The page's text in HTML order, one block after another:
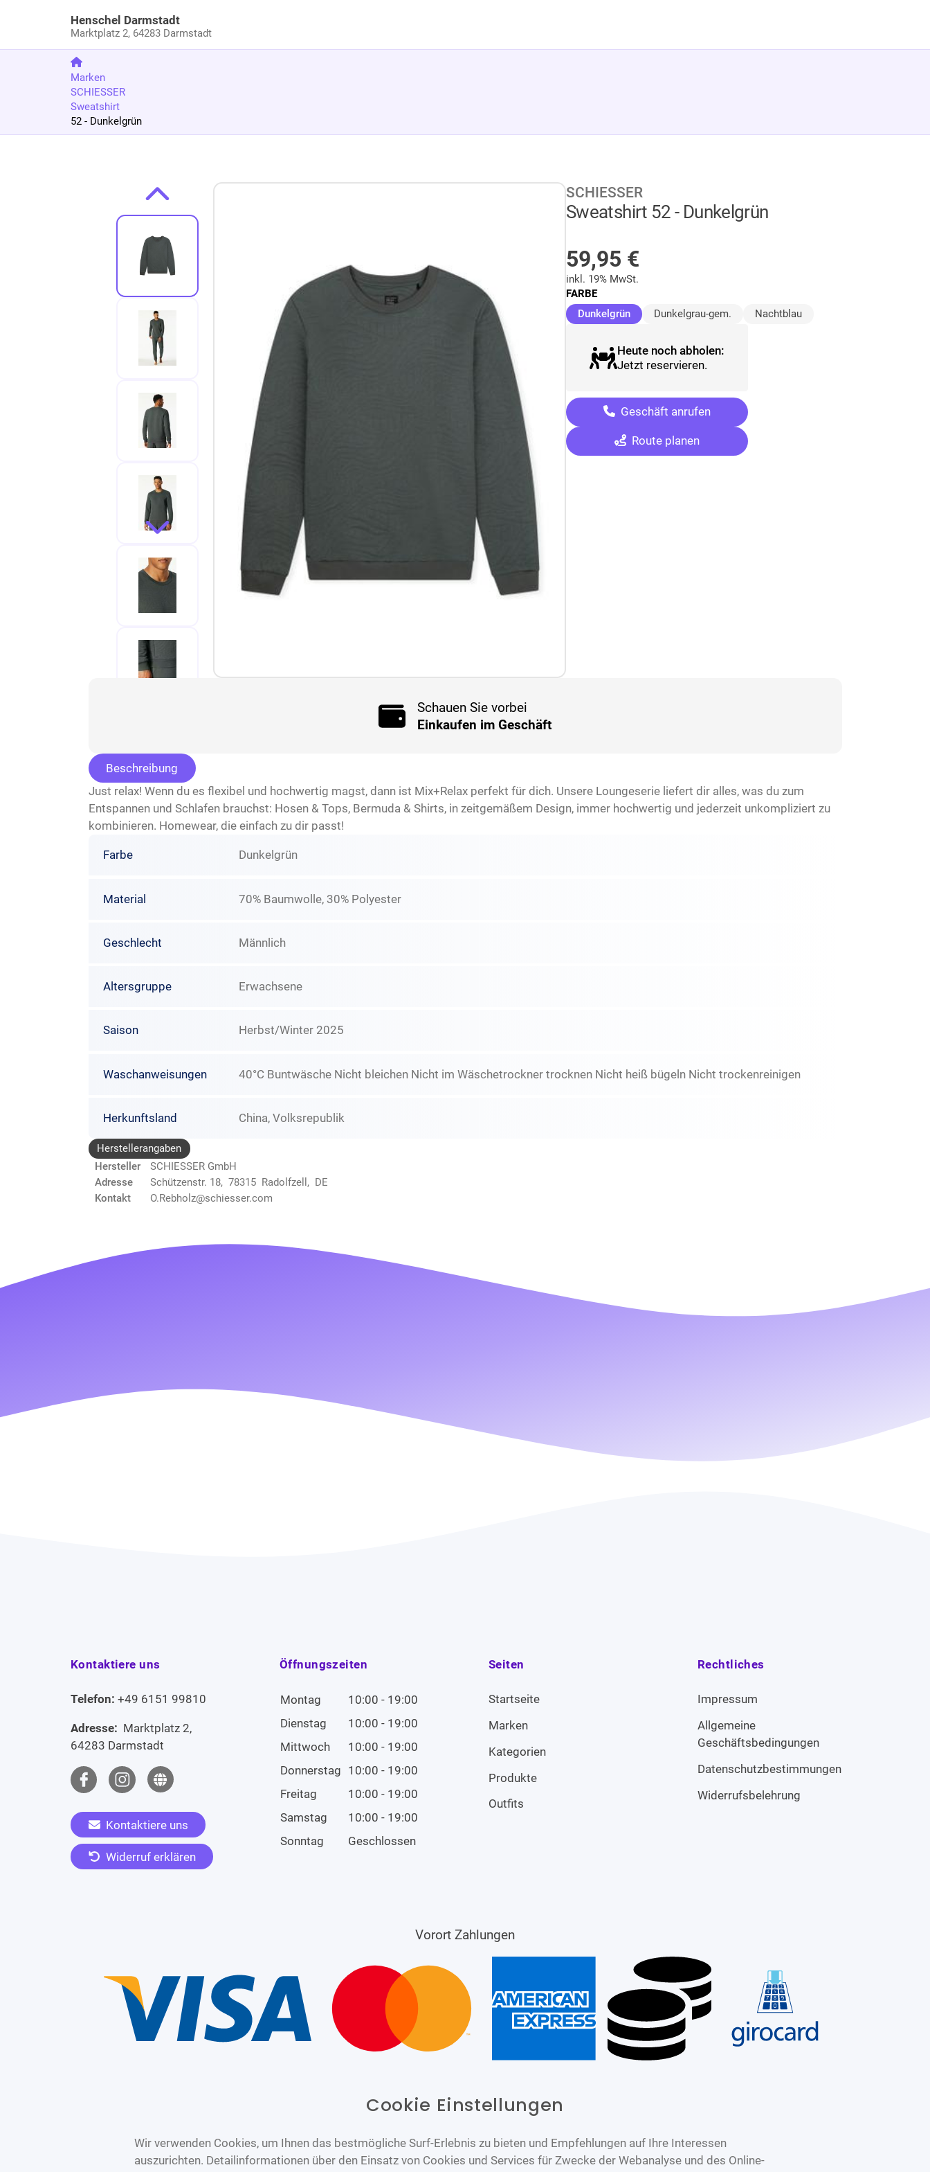
Henschel Darmstadt
Marktplatz 2, 64283 Darmstadt
Marken
SCHIESSER
Sweatshirt
52 - Dunkelgrün
Zur Produktbeschreibung springen SCHIESSER
Sweatshirt 52 - Dunkelgrün
59,95 €
inkl. 19% MwSt.
FARBE
Dunkelgrün(ausgewählt)
Dunkelgrau-gem. Nachtblau
Heute noch abholen:
Jetzt reservieren.
Geschäft anrufen
Route planen
Schauen Sie vorbei
Einkaufen im Geschäft
Beschreibung
Just relax! Wenn du es flexibel und hochwertig magst, dann ist Mix+Relax perfekt für dich. Unsere Loungeserie liefert dir alles, was du zum
Entspannen und Schlafen brauchst: Hosen & Tops, Bermuda & Shirts, in zeitgemäßem Design, immer hochwertig und jederzeit unkompliziert zu
kombinieren. Homewear, die einfach zu dir passt!
Farbe Dunkelgrün
Material 70% Baumwolle, 30% Polyester
Geschlecht Männlich
Altersgruppe Erwachsene
Saison Herbst/Winter 2025
Waschanweisungen 40°C Buntwäsche Nicht bleichen Nicht im Wäschetrockner trocknen Nicht heiß bügeln Nicht trockenreinigen
Herkunftsland China, Volksrepublik
Herstellerangaben
Hersteller
SCHIESSER GmbH
Adresse
Schützenstr. 18, 78315 Radolfzell, DE
Kontakt
O.Rebholz@schiesser.com
Kontaktiere uns
Telefon: +49 6151 99810
Adresse: Marktplatz 2,
64283 Darmstadt
Kontaktiere uns
Widerruf erklären
Öffnungszeiten
Montag
10:00 - 19:00
Dienstag
10:00 - 19:00
Mittwoch
10:00 - 19:00
Donnerstag 10:00 - 19:00
Freitag
10:00 - 19:00
Samstag
10:00 - 19:00
Sonntag
Geschlossen
Seiten
Startseite
Marken
Kategorien
Produkte
Outfits
Rechtliches
Impressum
Allgemeine
Geschäftsbedingungen
Datenschutzbestimmungen
Widerrufsbelehrung
Vorort Zahlungen
Cookie Einstellungen
Wir verwenden Cookies, um Ihnen das bestmögliche Surf-Erlebnis zu bieten und Empfehlungen auf Ihre Interessen
auszurichten. Detailinformationen über den Einsatz von Cookies und Services für Zwecke der Webanalyse und des Online-